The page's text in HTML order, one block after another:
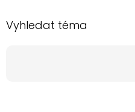
Vyhledat téma